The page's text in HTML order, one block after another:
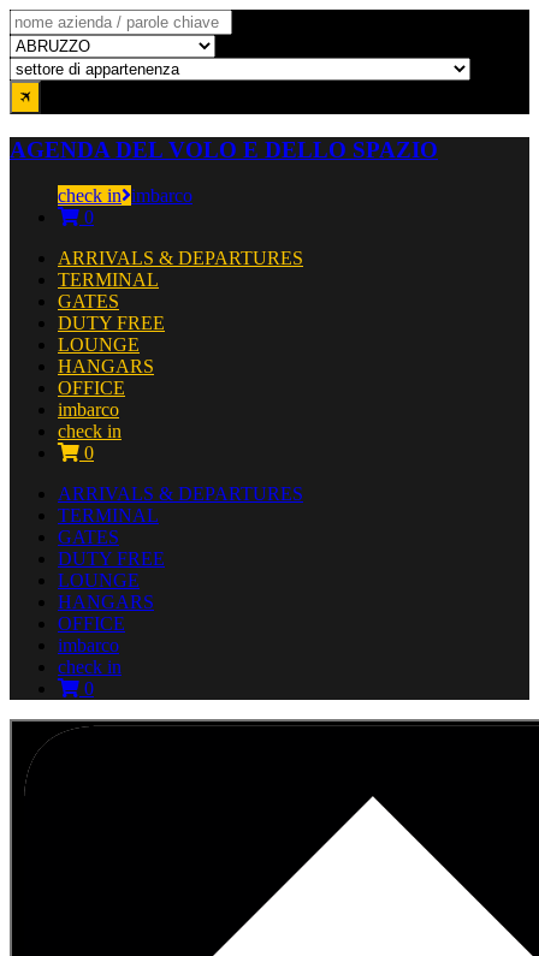
AGENDA DEL VOLO E DELLO SPAZIO
check in imbarco
0
ARRIVALS & DEPARTURES
TERMINAL
GATES
DUTY FREE
LOUNGE
HANGARS
OFFICE
imbarco
check in
0
ARRIVALS & DEPARTURES
TERMINAL
GATES
DUTY FREE
LOUNGE
HANGARS
OFFICE
imbarco
check in
0